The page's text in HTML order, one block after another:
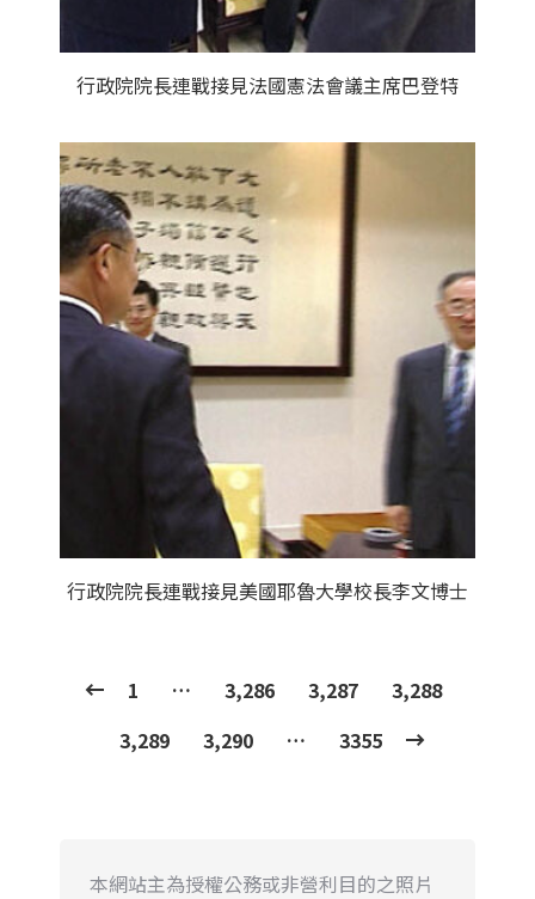
行政院院長連戰接見法國憲法會議主席巴登特
行政院院長連戰接見美國耶魯大學校長李文博士
1 … 3,286 3,287
3,288
3,289
3,290 … 3355
本網站主為授權公務或非營利目的之照片